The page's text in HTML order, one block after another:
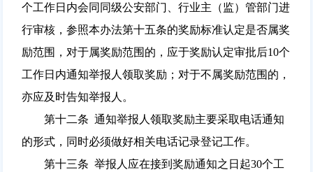
个工作日内会同同级公安部门、行业主（监）管部门进
行审核，参照本办法第十五条的奖励标准认定是否属奖
励范围，对于属奖励范围的，应于奖励认定审批后10个
工作日内通知举报人领取奖励；对于不属奖励范围的，
亦应及时告知举报人。
第十二条 通知举报人领取奖励主要采取电话通知
的形式，同时必须做好相关电话记录登记工作。
第十三条 举报人应在接到奖励通知之日起30个工